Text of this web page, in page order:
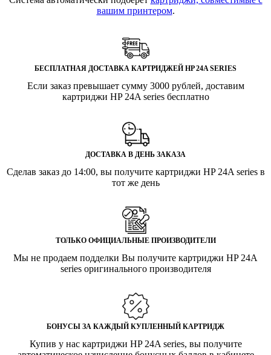
вашим принтером.
БЕСПЛАТНАЯ ДОСТАВКА КАРТРИДЖЕЙ HP 24A SERIES
Если заказ превышает сумму 3000 рублей, доставим
картриджи HP 24A series бесплатно
ДОСТАВКА В ДЕНЬ ЗАКАЗА
Сделав заказ до 14:00, вы получите картриджи HP 24A series в
тот же день
ТОЛЬКО ОФИЦИАЛЬНЫЕ ПРОИЗВОДИТЕЛИ
Мы не продаем подделки Вы получите картриджи HP 24A
series оригинального производителя
БОНУСЫ ЗА КАЖДЫЙ КУПЛЕННЫЙ КАРТРИДЖ
Купив у нас картриджи HP 24A series, вы получите